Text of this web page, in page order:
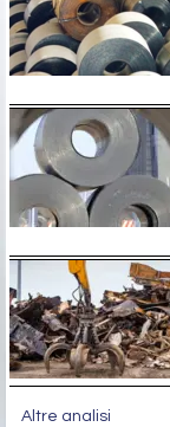
Altre analisi